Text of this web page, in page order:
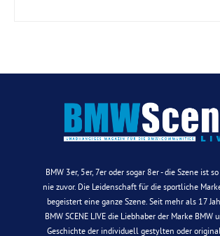
BMW 3er, 5er, 7er oder sogar 8er - die Szene ist
nie zuvor. Die Leidenschaft für die sportliche
begeistert eine ganze Szene. Seit mehr als 17
BMW SCENE LIVE die Liebhaber der Marke BMW
Geschichte der individuell gestylten oder